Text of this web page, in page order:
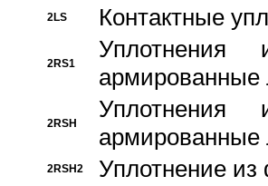
2LS Контактные
2RS1
Уплотнения
армированные
2RSH
Уплотнения
армированные
2RSH2 Уплотнение из